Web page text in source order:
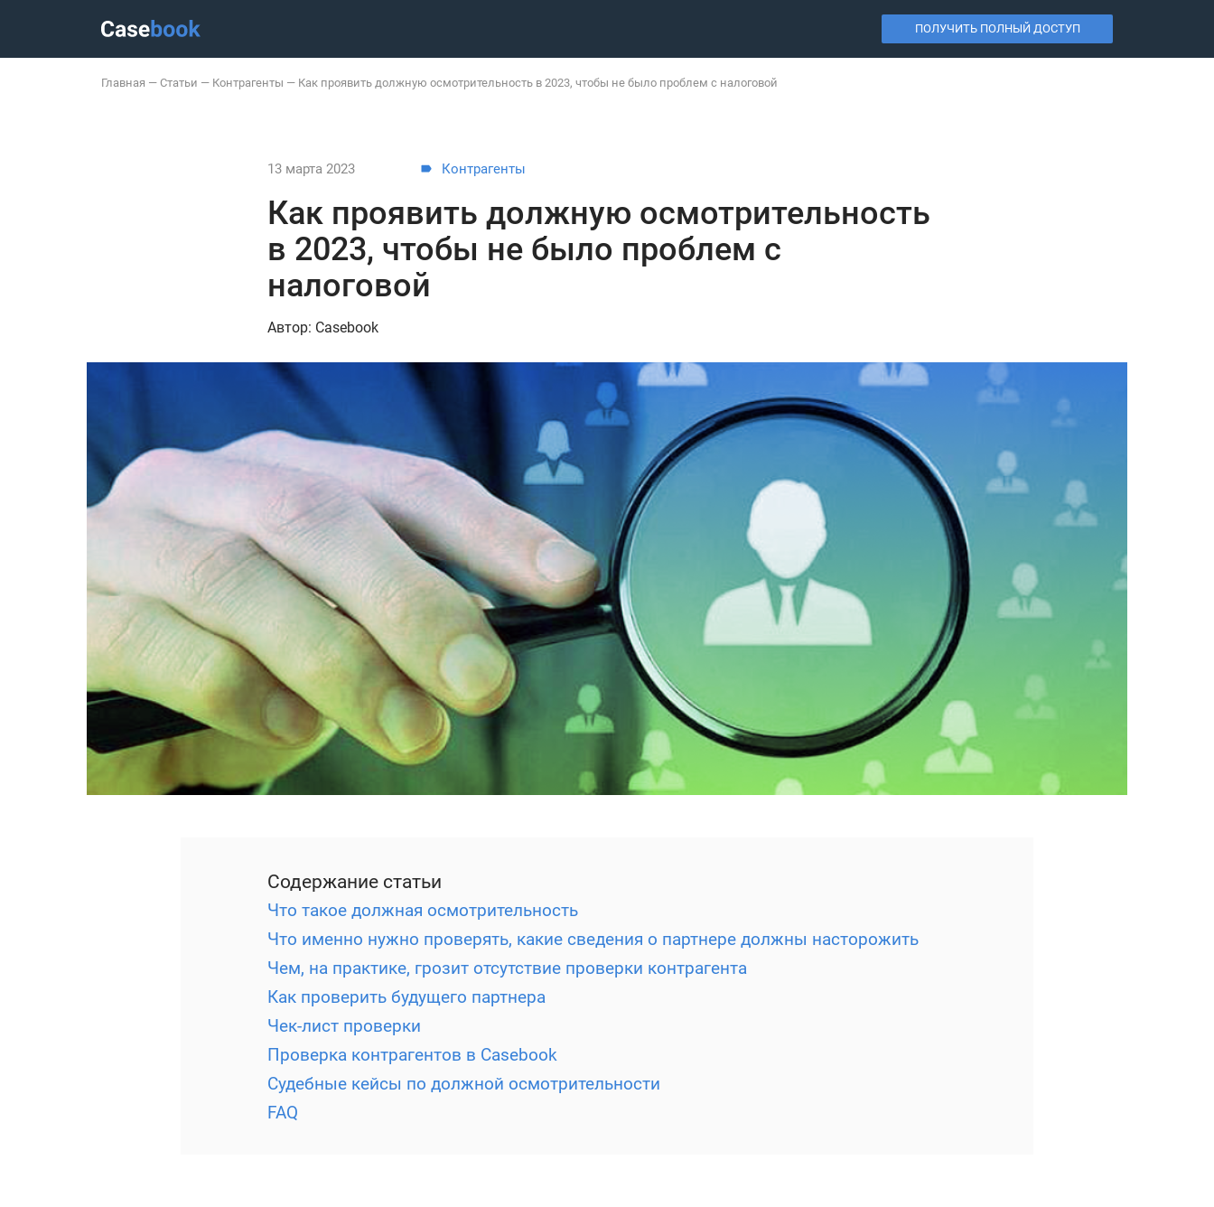
ПОЛУЧИТЬ ПОЛНЫЙ ДОСТУП
Главная — Статьи — Контрагенты — Как проявить должную осмотрительность в 2023, чтобы не было проблем с налоговой
13 марта 2023 Контрагенты
Как проявить должную осмотрительность
в 2023, чтобы не было проблем с
налоговой
Автор: Casebook
Содержание статьи
Что такое должная осмотрительность
Что именно нужно проверять, какие сведения о партнере должны насторожить
Чем, на практике, грозит отсутствие проверки контрагента
Как проверить будущего партнера
Чек-лист проверки
Проверка контрагентов в Casebook
Судебные кейсы по должной осмотрительности
FAQ